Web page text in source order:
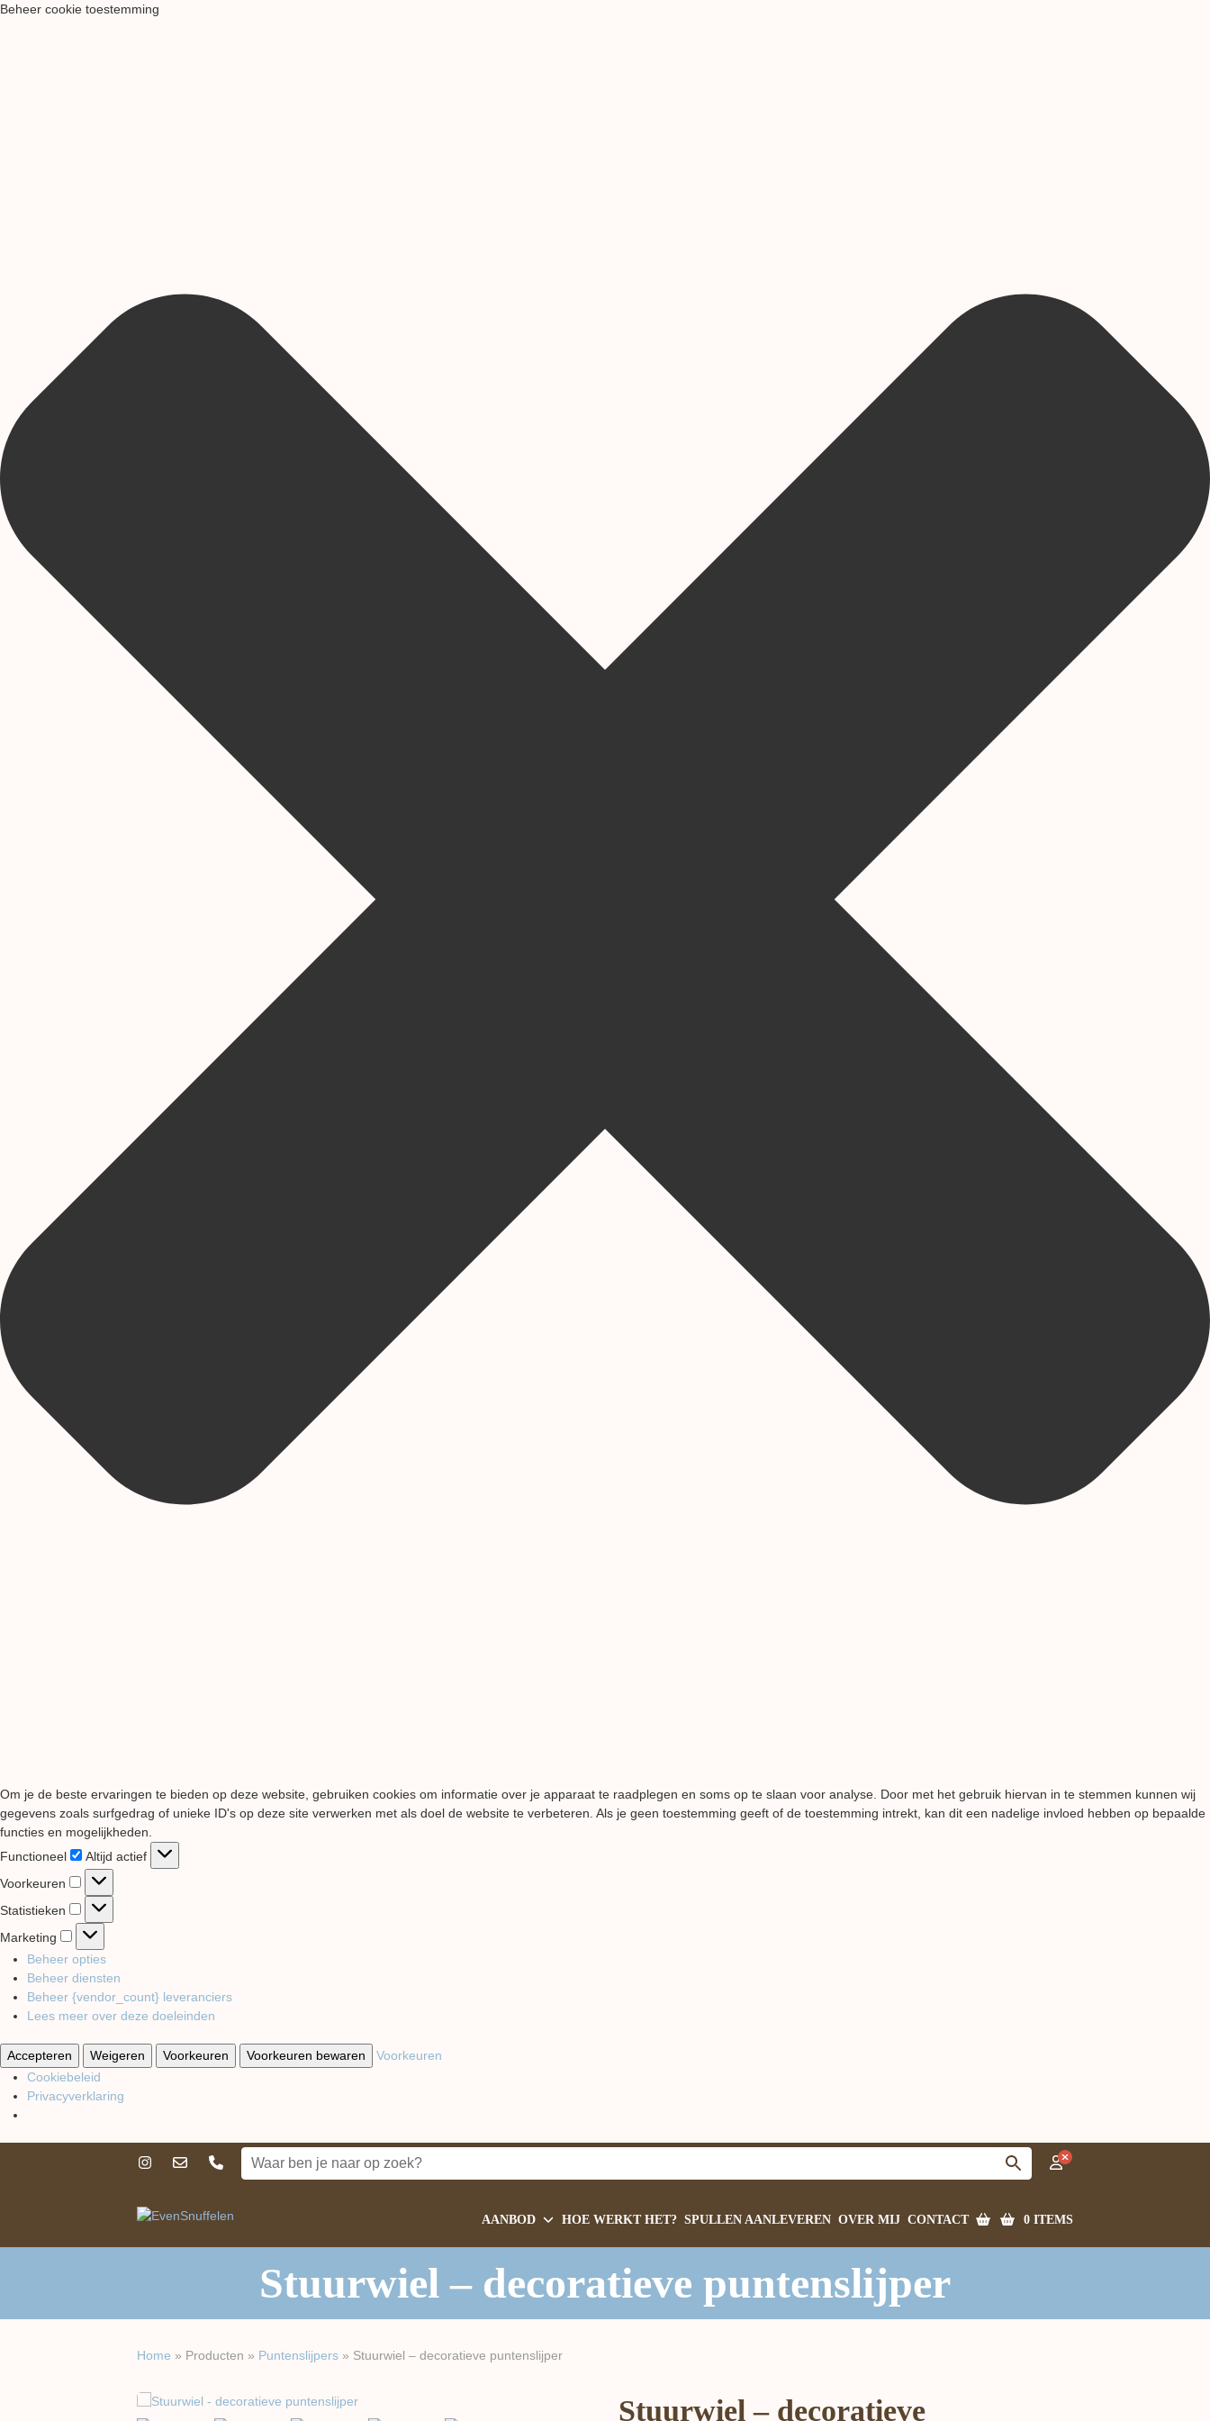
Beheer cookie toestemming
Om je de beste ervaringen te bieden op deze website, gebruiken cookies om informatie over je apparaat te raadplegen en soms op te slaan voor analyse. Door met het gebruik hiervan in te stemmen kunnen wij
gegevens zoals surfgedrag of unieke ID's op deze site verwerken met als doel de website te verbeteren. Als je geen toestemming geeft of de toestemming intrekt, kan dit een nadelige invloed hebben op bepaalde
functies en mogelijkheden.
Functioneel
Functioneel
Altijd actief
Voorkeuren
Voorkeuren
Statistieken Statistieken
Marketing
Marketing
Beheer opties
Beheer diensten
Beheer {vendor_count} leveranciers
Lees meer over deze doeleinden
Accepteren Weigeren Voorkeuren Voorkeuren bewaren
Voorkeuren
Cookiebeleid
Privacyverklaring
AANBOD HOE WERKT HET? SPULLEN AANLEVEREN OVER MIJ CONTACT 0 ITEMS
Stuurwiel – decoratieve puntenslijper
Home » Producten » Puntenslijpers » Stuurwiel – decoratieve puntenslijper
Stuurwiel – decoratieve